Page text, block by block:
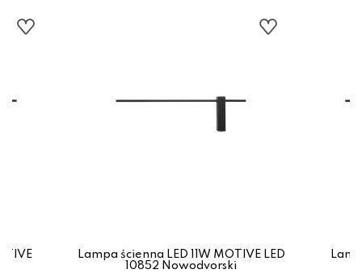
Lampa ścienna LED 11W MOTIVE LED
10852 Nowodvorski